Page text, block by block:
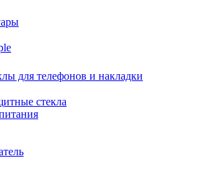
для телефонов и накладки
стекла